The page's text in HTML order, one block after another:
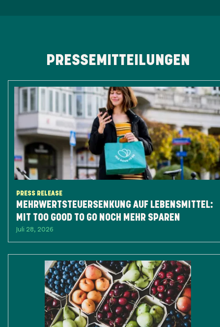
PRESSEMITTEILUNGEN
PRESS RELEASE
MEHRWERTSTEUERSENKUNG AUF LEBENSMITTEL:
MIT TOO GOOD TO GO NOCH MEHR SPAREN
Juli 28, 2026